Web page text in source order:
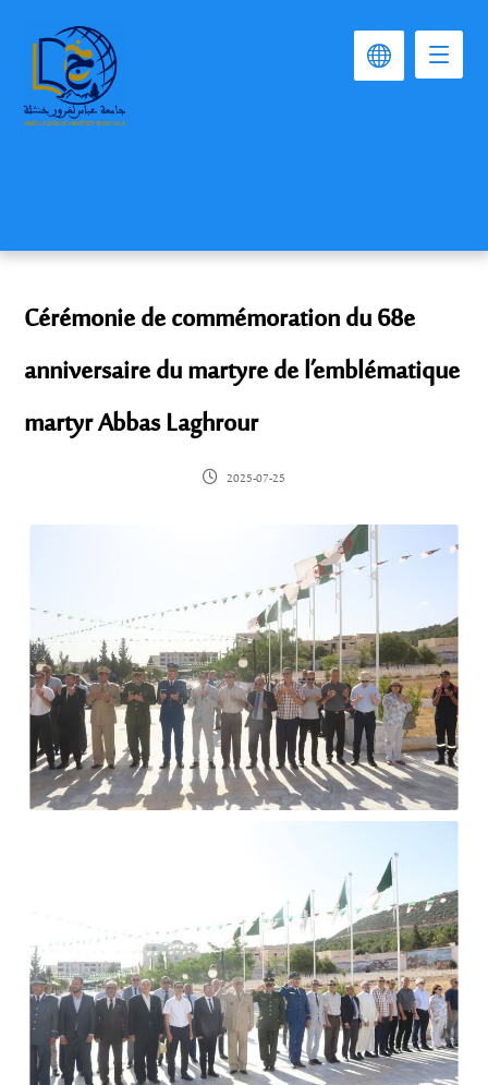
Cérémonie de commémoration du 68e
anniversaire du martyre de l’emblématique
martyr Abbas Laghrour
2025-07-25